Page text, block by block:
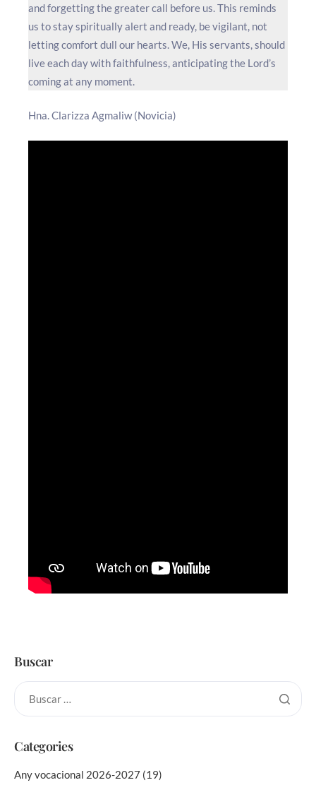
and forgetting the greater call before us. This reminds
us to stay spiritually alert and ready, be vigilant, not
letting comfort dull our hearts. We, His servants, should
live each day with faithfulness, anticipating the Lord’s
coming at any moment.
Hna. Clarizza Agmaliw (Novicia)
Buscar
Categories
Any vocacional 2026-2027 (19)